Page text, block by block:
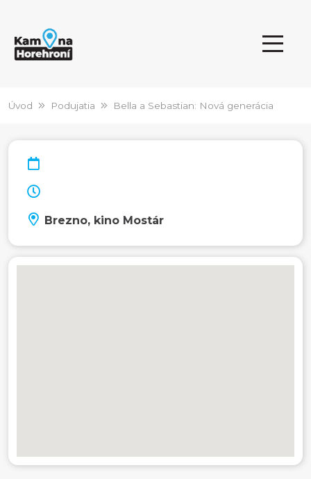
Úvod Podujatia Bella a Sebastian: Nová generácia
Brezno, kino Mostár